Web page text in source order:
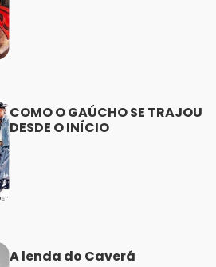
COMO O GAÚCHO SE TRAJOU
DESDE O INÍCIO
A lenda do Caverá